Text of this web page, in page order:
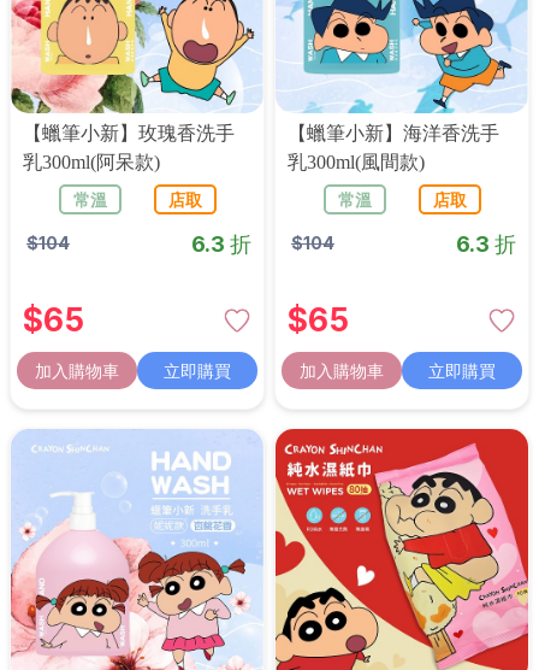
【蠟筆小新】玫瑰香洗手
乳300ml(阿呆款)
常溫
店取
$104 6.3 折
$65
加入購物車 立即購買
【蠟筆小新】海洋香洗手
乳300ml(風間款)
常溫
店取
$104 6.3 折
$65
加入購物車 立即購買